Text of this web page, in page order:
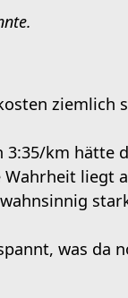
ziemlich
3:35/km hätte
liegt
was da